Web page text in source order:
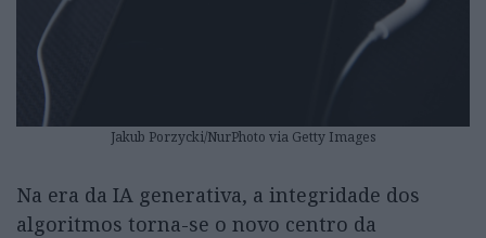
Jakub Porzycki/NurPhoto via Getty Images
Na era da IA generativa, a integridade dos
algoritmos torna-se o novo centro da